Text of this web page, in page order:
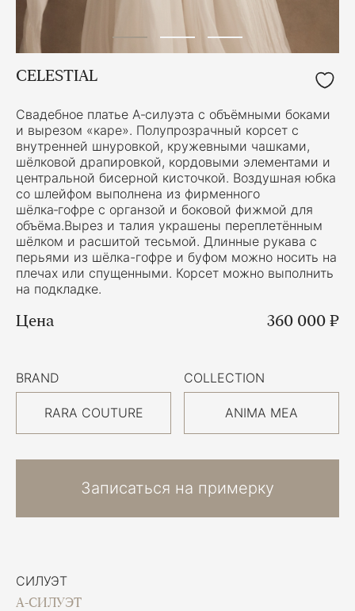
СИЛУЭТ
А-СИЛУЭТ
CELESTIAL
Свадебное платье А‑силуэта с объёмными боками
и вырезом «каре». Полупрозрачный корсет с
внутренней шнуровкой, кружевными чашками,
шёлковой драпировкой, кордовыми элементами и
центральной бисерной кисточкой. Воздушная юбка
со шлейфом выполнена из фирменного
шёлка‑гофре с органзой и боковой фижмой для
объёма.Вырез и талия украшены переплетённым
шёлком и расшитой тесьмой. Длинные рукава с
перьями из шёлка-гофре и буфом можно носить на
плечах или спущенными. Корсет можно выполнить
на подкладке.
Цена 360 000 ₽
BRAND
RARA COUTURE
COLLECTION
ANIMA MEA
Записаться на примерку